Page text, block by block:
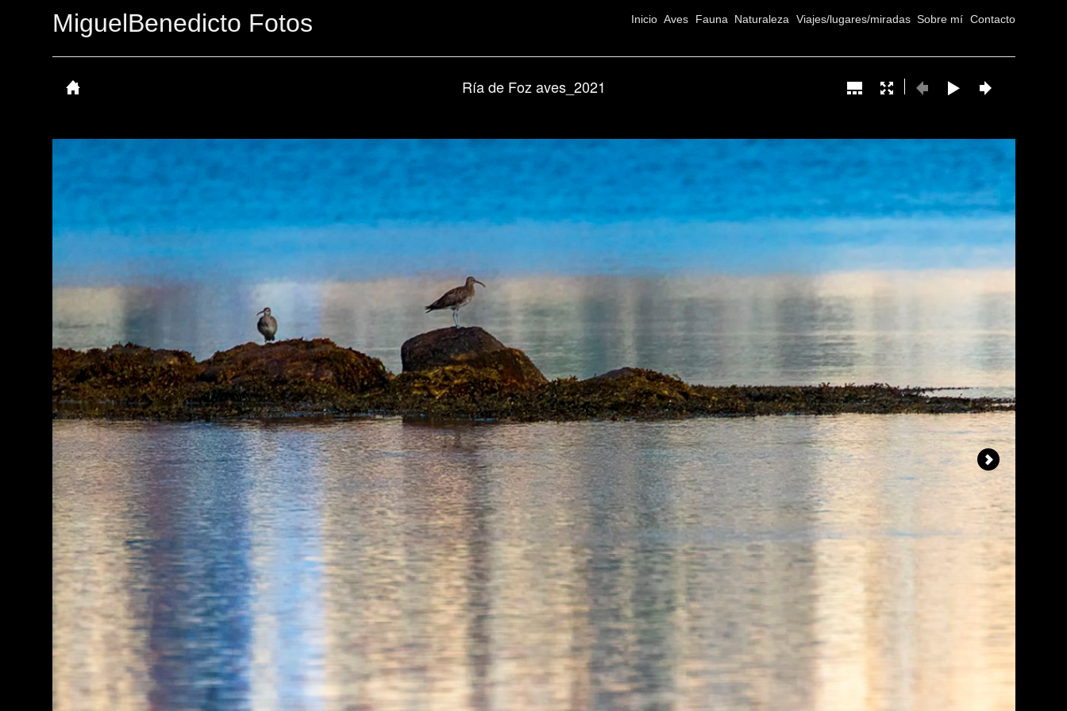
MiguelBenedicto Fotos Inicio Aves Fauna Naturaleza Viajes/lugares/miradas Sobre mí Contacto
Ría de Foz aves_2021